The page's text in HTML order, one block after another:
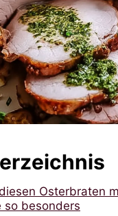
Osterbraten
so besonders